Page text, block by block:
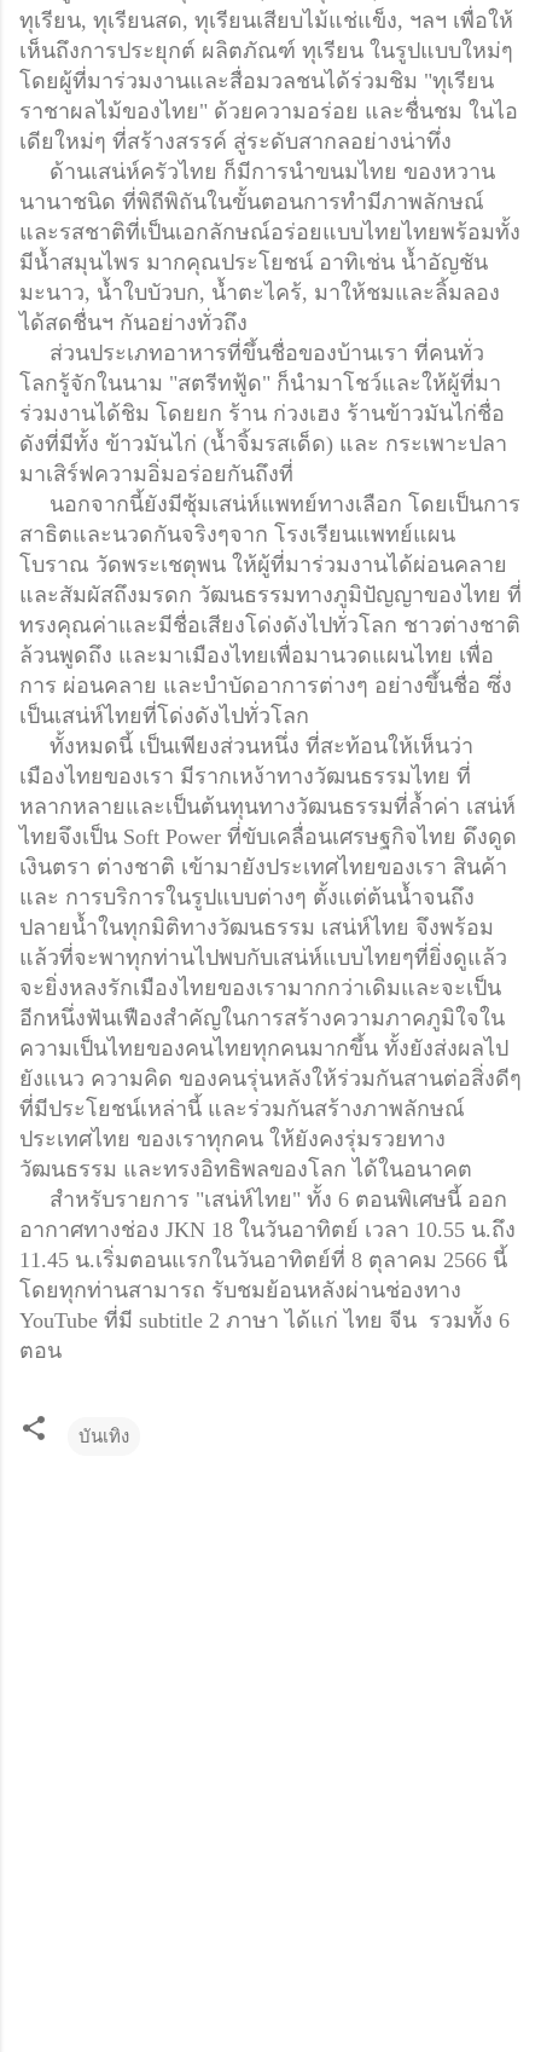
ทุเรียน, ทุเรียนสด, ทุเรียนเสียบไม้แช่แข็ง, ฯลฯ​ เพื่อให้
เห็นถึงการประยุกต์​ ผลิตภัณฑ์​ ทุเรียน​ ในรูปแบบใหม่ๆ
โดยผู้ที่มาร่วมงานและสื่อมวลชนได้ร่วมชิม "ทุเรียน
ราชาผลไม้ของไทย" ด้วยความอร่อย และชื่นชม ในไอ
เดียใหม่ๆ ที่สร้างสรรค์ สู่ระดับสากลอย่างน่าทึ่ง
ด้านเสน่ห์ครัวไทย ก็มีการนำขนมไทย ของหวาน
นานาชนิด ที่พิถีพิถันในขั้นตอนการทำมีภาพลักษณ์
และรสชาติที่เป็นเอกลักษณ์​อร่อยแบบไทยไทยพร้อมทั้ง
มีน้ำสมุนไพร มากคุณประโยชน์ อาทิเช่น​ น้ำอัญชัน
มะนาว, น้ำใบบัวบก, น้ำตะไคร้, มาให้ชมและลิ้มลอง
ได้สดชื่นฯ กันอย่างทั่วถึง
ส่วนประเภทอาหารที่ขึ้นชื่อของบ้านเรา ที่คนทั่ว
โลกรู้จักในนาม​ "สตรีทฟู้ด" ก็นำมาโชว์และให้ผู้ที่มา
ร่วมงานได้ชิม โดยยก ร้าน​ ก่วงเฮง ร้านข้าวมันไก่ชื่อ
ดังที่มีทั้ง ข้าวมันไก่​ (น้ำจิ้มรสเด็ด)​ และ​ กระเพาะปลา
มาเสิร์ฟความอิ่มอร่อยกันถึงที่
นอกจากนี้ยังมีซุ้มเสน่ห์แพทย์ทางเลือก โดยเป็นการ
สาธิตและนวดกันจริงๆจาก โรงเรียนแพทย์แผน
โบราณ วัดพระเชตุพน ให้ผู้ที่มาร่วมงานได้ผ่อนคลาย
และสัมผัสถึงมรดก วัฒนธรรมทางภูมิปัญญาของไทย ที่
ทรงคุณค่าและมีชื่อเสียงโด่งดังไปทั่วโลก ชาวต่างชาติ
ล้วนพูดถึง และมาเมืองไทยเพื่อมานวดแผนไทย เพื่อ
การ ผ่อนคลาย และบำบัดอาการต่างๆ อย่างขึ้นชื่อ ซึ่ง
เป็นเสน่ห์ไทยที่โด่งดังไปทั่วโลก
ทั้งหมดนี้ เป็นเพียงส่วนหนึ่ง ที่สะท้อนให้เห็นว่า
เมืองไทยของเรา มีรากเหง้าทางวัฒนธรรมไทย ที่
หลากหลายและเป็นต้นทุนทางวัฒนธรรมที่ล้ำค่า​ เสน่ห์
ไทยจึงเป็น​ Soft​ Power​ ที่ขับเคลื่อนเศรษฐกิจไทย ดึงดูด
เงินตรา ต่างชาติ เข้ามายังประเทศไทยของเรา สินค้า
และ การบริการในรูปแบบต่างๆ ตั้งแต่ต้นน้ำจนถึง
ปลายน้ำในทุกมิติทางวัฒนธรรม เสน่ห์ไทย จึงพร้อม
แล้วที่จะพาทุกท่านไปพบกับเสน่ห์แบบไทยๆที่ยิ่งดูแล้ว
จะยิ่งหลงรักเมืองไทยของเรามากกว่าเดิมและจะเป็น
อีกหนึ่งฟันเฟืองสำคัญในการสร้างความภาคภูมิใจใน
ความเป็นไทยของคนไทยทุกคนมากขึ้น ทั้งยังส่งผลไป
ยังแนว ความคิด ของคนรุ่นหลังให้ร่วมกันสานต่อสิ่งดีๆ​
ที่มีประโยชน์เหล่านี้ และร่วมกันสร้างภาพลักษณ์
ประเทศไทย ของเราทุกคน ให้ยังคงรุ่มรวยทาง
วัฒนธรรม​ และทรงอิทธิพลของโลก​ ได้ในอนาคต
สำหรับรายการ "เสน่ห์ไทย" ทั้ง 6 ตอนพิเศษนี้ ออก
อากาศทางช่อง JKN​ 18 ในวันอาทิตย์​ เวลา 10.55 น.​ถึง
11.45 น.​เริ่มตอนแรกในวันอาทิตย์ที่ 8 ตุลาคม 2566 นี้
โดยทุกท่านสามารถ รับชมย้อนหลังผ่านช่องทาง
YouTube ที่มี subtitle 2 ภาษา ได้แก่ ไทย​ จีน รวมทั้ง​ 6
ตอน
บันเทิง